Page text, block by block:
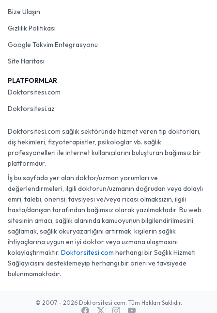
Bize Ulaşın
Gizlilik Politikası
Google Takvim Entegrasyonu
Site Haritası
PLATFORMLAR
Doktorsitesi.com
Doktorsitesi.az
Doktorsitesi.com sağlık sektöründe hizmet veren tıp doktorları,
diş hekimleri, fizyoterapistler, psikologlar vb. sağlık
profesyonelleri ile internet kullanıcılarını buluşturan bağımsız bir
platformdur.
İş bu sayfada yer alan doktor/uzman yorumları ve
değerlendirmeleri, ilgili doktorun/uzmanın doğrudan veya dolaylı
emri, talebi, önerisi, tavsiyesi ve/veya ricası olmaksızın, ilgili
hasta/danışan tarafından bağımsız olarak yazılmaktadır. Bu web
sitesinin amacı, sağlık alanında kamuoyunun bilgilendirilmesini
sağlamak, sağlık okuryazarlığını artırmak, kişilerin sağlık
ihtiyaçlarına uygun en iyi doktor veya uzmana ulaşmasını
kolaylaştırmaktır. Doktorsitesi.com herhangi bir Sağlık Hizmeti
Sağlayıcısını desteklemeyip herhangi bir öneri ve tavsiyede
bulunmamaktadır.
© 2007 - 2026 Doktorsitesi.com. Tüm Hakları Saklıdır.